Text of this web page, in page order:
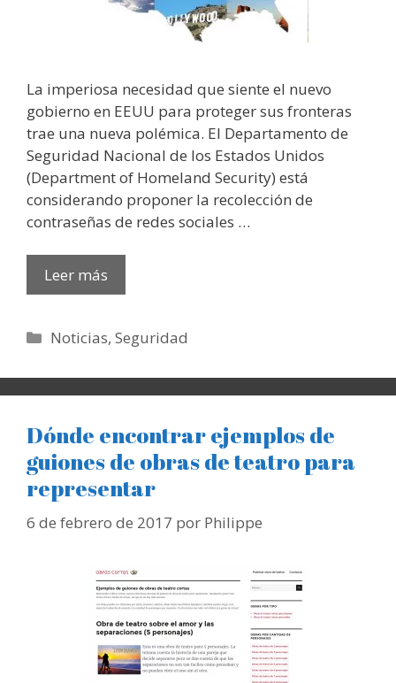
La imperiosa necesidad que siente el nuevo
gobierno en EEUU para proteger sus fronteras
trae una nueva polémica. El Departamento de
Seguridad Nacional de los Estados Unidos
(Department of Homeland Security) está
considerando proponer la recolección de
contraseñas de redes sociales …
Leer más
Categorías
Noticias,Seguridad
Dónde encontrar ejemplos de
guiones de obras de teatro para
representar
6 de febrero de 2017 por Philippe